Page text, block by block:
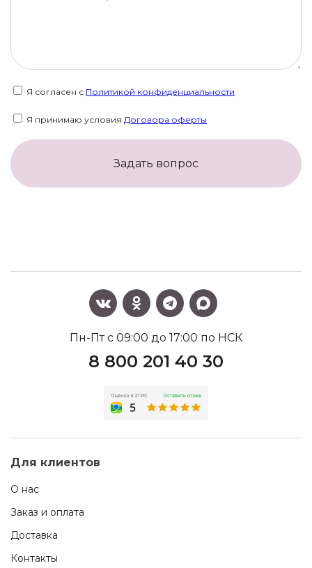
Я согласен с Политикой конфиденциальности
Я принимаю условия Договора оферты
Задать вопрос
Пн-Пт с 09:00 до 17:00 по НСК
8 800 201 40 30
Для клиентов
О нас
Заказ и оплата
Доставка
Контакты